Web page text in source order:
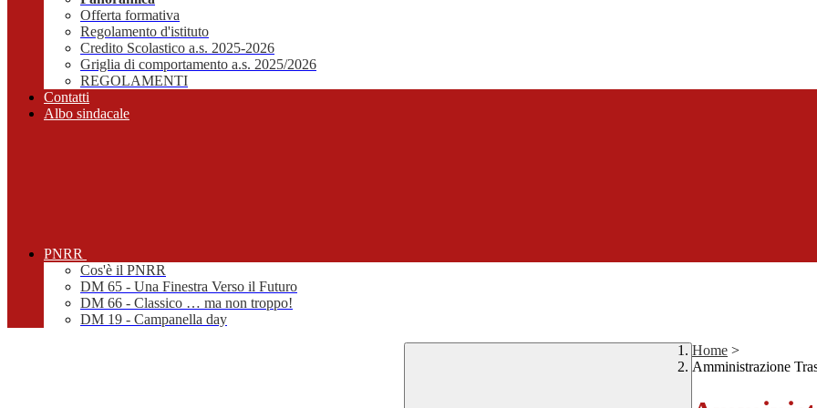
Offerta formativa
Regolamento d'istituto
Credito Scolastico a.s. 2025-2026
Griglia di comportamento a.s. 2025/2026
REGOLAMENTI
Contatti
Albo sindacale
PNRR
Cos'è il PNRR
DM 65 - Una Finestra Verso il Futuro
DM 66 - Classico … ma non troppo!
DM 19 - Campanella day
Home >
Amministrazione